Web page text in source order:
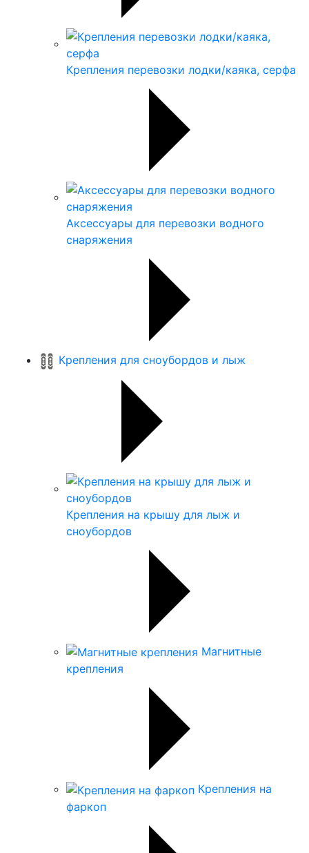
Крепления перевозки лодки/каяка, серфа
Аксессуары для перевозки водного
снаряжения
Крепления для сноубордов и лыж
Крепления на крышу для лыж и
сноубордов
Магнитные
крепления
Крепления на
фаркоп